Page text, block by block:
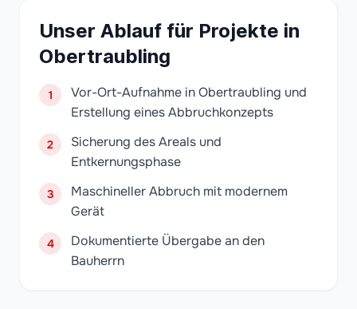
Unser Ablauf für Projekte in
Obertraubling
1
Vor-Ort-Aufnahme in Obertraubling und
Erstellung eines Abbruchkonzepts
2
Sicherung des Areals und
Entkernungsphase
3
Maschineller Abbruch mit modernem
Gerät
4
Dokumentierte Übergabe an den
Bauherrn